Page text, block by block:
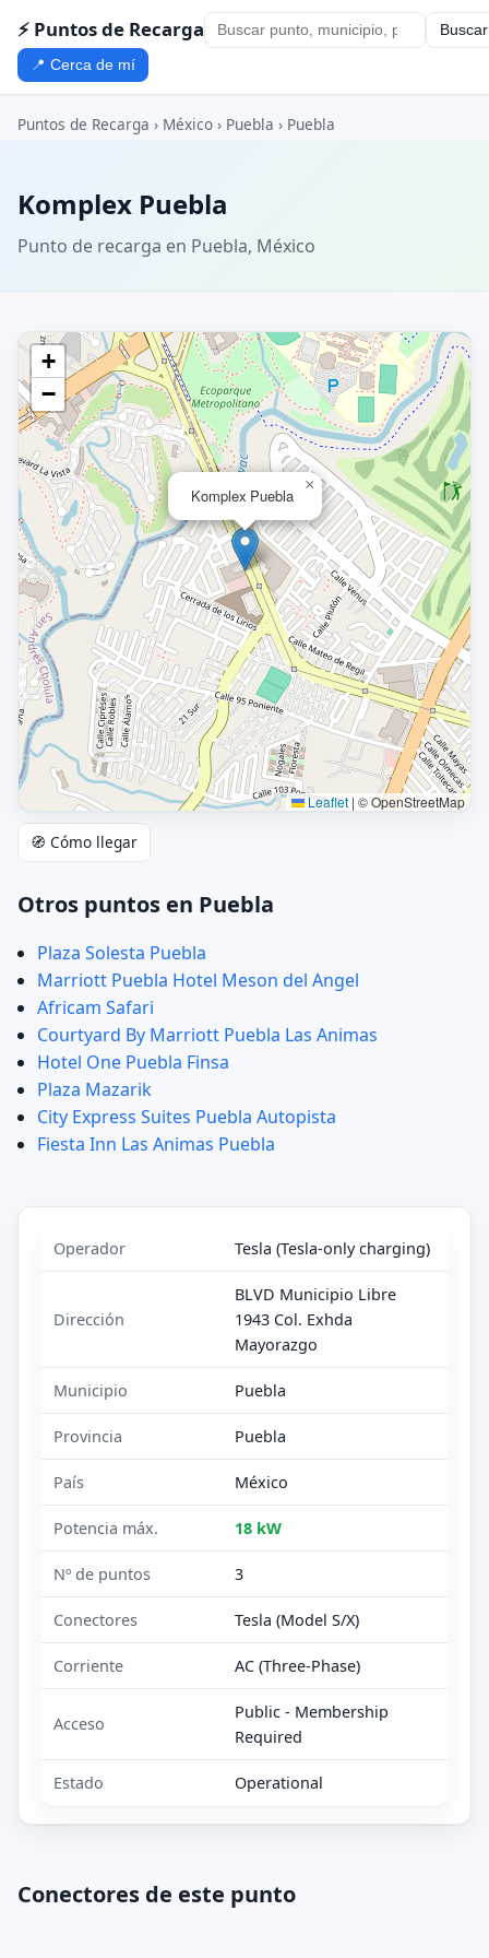
⚡ Puntos de Recarga Buscar
📍 Cerca de mí
Puntos de Recarga › México › Puebla › Puebla
Komplex Puebla
Punto de recarga en Puebla, México
Komplex Puebla
×
+
−
Leaflet | © OpenStreetMap
🧭 Cómo llegar
Otros puntos en Puebla
Plaza Solesta Puebla
Marriott Puebla Hotel Meson del Angel
Africam Safari
Courtyard By Marriott Puebla Las Animas
Hotel One Puebla Finsa
Plaza Mazarik
City Express Suites Puebla Autopista
Fiesta Inn Las Animas Puebla
Operador Tesla (Tesla-only charging)
Dirección
BLVD Municipio Libre
1943 Col. Exhda
Mayorazgo
Municipio Puebla
Provincia Puebla
País México
Potencia máx. 18 kW
Nº de puntos 3
Conectores Tesla (Model S/X)
Corriente AC (Three-Phase)
Acceso
Public - Membership
Required
Estado Operational
Conectores de este punto